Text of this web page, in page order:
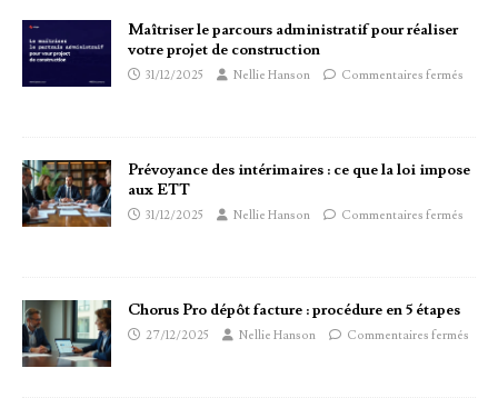
Maîtriser le parcours administratif pour réaliser
votre projet de construction
31/12/2025 Nellie Hanson Commentaires fermés
Prévoyance des intérimaires : ce que la loi impose
aux ETT
31/12/2025 Nellie Hanson Commentaires fermés
Chorus Pro dépôt facture : procédure en 5 étapes
27/12/2025 Nellie Hanson Commentaires fermés